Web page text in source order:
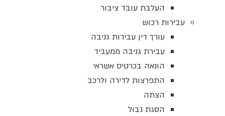
העלבת עובד ציבור
עבירות רכוש
עורך דין עבירות גניבה
עבירת גניבה ממעביד
הונאה בכרטיס אשראי
התפרצות לדירה ולרכב
הצתה
הסגת גבול